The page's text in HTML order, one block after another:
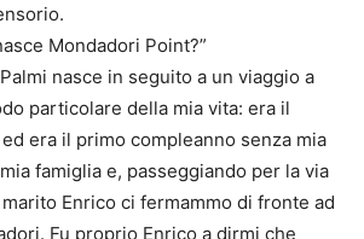
Mondadori Point?”
nasce in seguito a un viaggio a
particolare della mia vita: era il
era il primo compleanno senza mia
famiglia e, passeggiando per la via
Enrico ci fermammo di fronte ad
Fu proprio Enrico a dirmi che